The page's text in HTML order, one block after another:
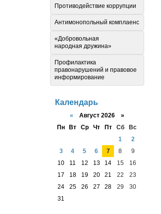
Противодействие коррупции
Антимонопольный комплаенс
«Добровольная
народная дружина»
Профилактика
правонарушений и правовое
информирование
Календарь
« Август 2026 »
Пн
Вт Ср Чт Пт Сб
Вс
1
2
3
4 5 6 7 8
9
10
11 12 13 14 15
16
17
18 19 20 21 22
23
24
25 26 27 28 29
30
31